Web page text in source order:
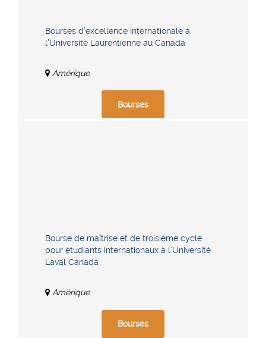
Bourses d’excellence internationale à
l’Université Laurentienne au Canada
Amérique
Bourses
Bourse de maîtrise et de troisième cycle
pour étudiants internationaux à l’Université
Laval Canada
Amérique
Bourses